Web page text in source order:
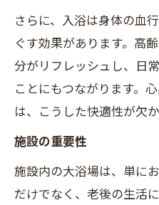
さらに、入浴は身体の血
ぐす効果があります。高
分がリフレッシュし、日
ことにもつながります。
は、こうした快適性が欠か
施設の重要性
施設内の大浴場は、単に
だけでなく、老後の生活